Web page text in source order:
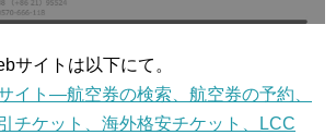
サイトは以下にて。
イト—航空券の検索、航空券の予約、
チケット、海外格安チケット、LCC